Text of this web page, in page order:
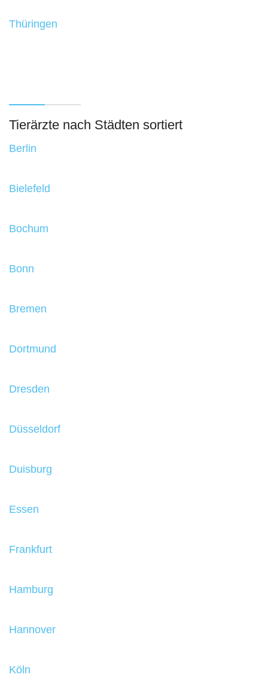
Thüringen
Tierärzte nach Städten sortiert
Berlin
Bielefeld
Bochum
Bonn
Bremen
Dortmund
Dresden
Düsseldorf
Duisburg
Essen
Frankfurt
Hamburg
Hannover
Köln